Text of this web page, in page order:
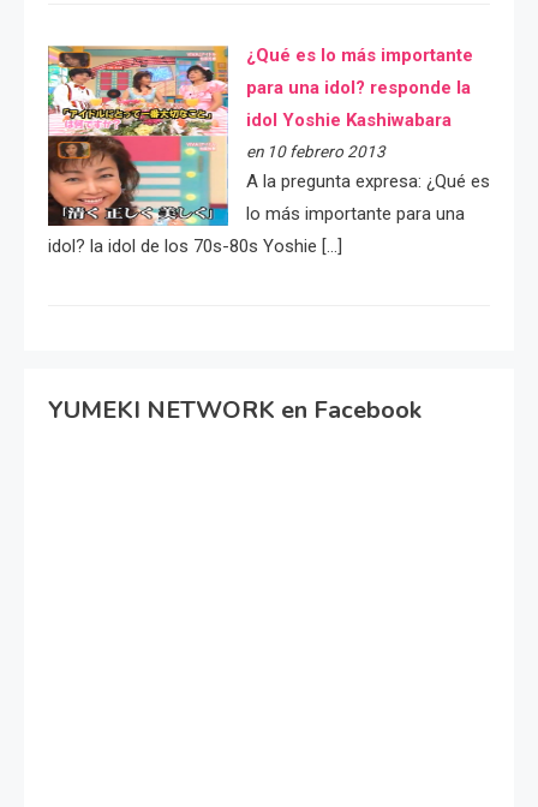
¿Qué es lo más importante
para una idol? responde la
idol Yoshie Kashiwabara
en 10 febrero 2013
A la pregunta expresa: ¿Qué es
lo más importante para una
idol? la idol de los 70s-80s Yoshie […]
YUMEKI NETWORK en Facebook